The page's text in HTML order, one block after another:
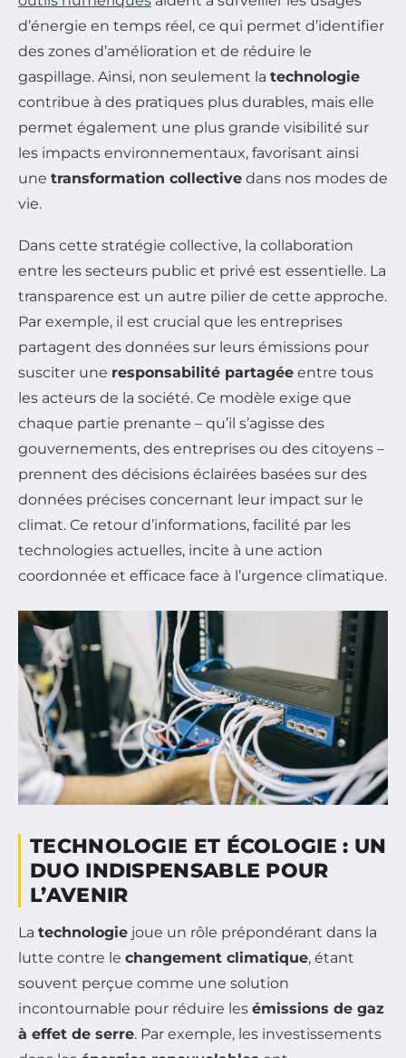
d’énergie en temps réel, ce qui permet d’identifier
des zones d’amélioration et de réduire le
gaspillage. Ainsi, non seulement la technologie
contribue à des pratiques plus durables, mais elle
permet également une plus grande visibilité sur
les impacts environnementaux, favorisant ainsi
une transformation collective dans nos modes de
vie.
Dans cette stratégie collective, la collaboration
entre les secteurs public et privé est essentielle. La
transparence est un autre pilier de cette approche.
Par exemple, il est crucial que les entreprises
partagent des données sur leurs émissions pour
susciter une responsabilité partagée entre tous
les acteurs de la société. Ce modèle exige que
chaque partie prenante – qu’il s’agisse des
gouvernements, des entreprises ou des citoyens –
prennent des décisions éclairées basées sur des
données précises concernant leur impact sur le
climat. Ce retour d’informations, facilité par les
technologies actuelles, incite à une action
coordonnée et efficace face à l’urgence climatique.
TECHNOLOGIE ET ÉCOLOGIE : UN
DUO INDISPENSABLE POUR
L’AVENIR
La technologie joue un rôle prépondérant dans la
lutte contre le changement climatique, étant
souvent perçue comme une solution
incontournable pour réduire les émissions de gaz
à effet de serre. Par exemple, les investissements